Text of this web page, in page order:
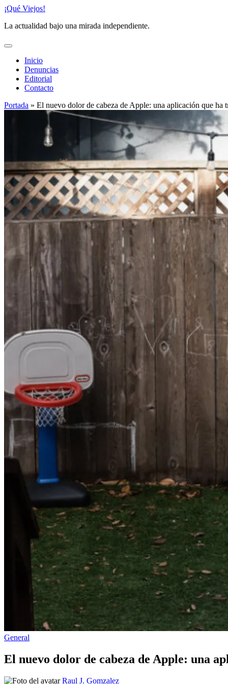
Saltar
contenido
¡Qué Viejos!
La actualidad bajo una mirada independiente.
Inicio
Denuncias
Editorial
Contacto
Portada » El nuevo dolor de cabeza de Apple: una aplicación que ha
Publicado
General
El nuevo dolor de cabeza de Apple: una
Publicado Raul J. Gomzalez